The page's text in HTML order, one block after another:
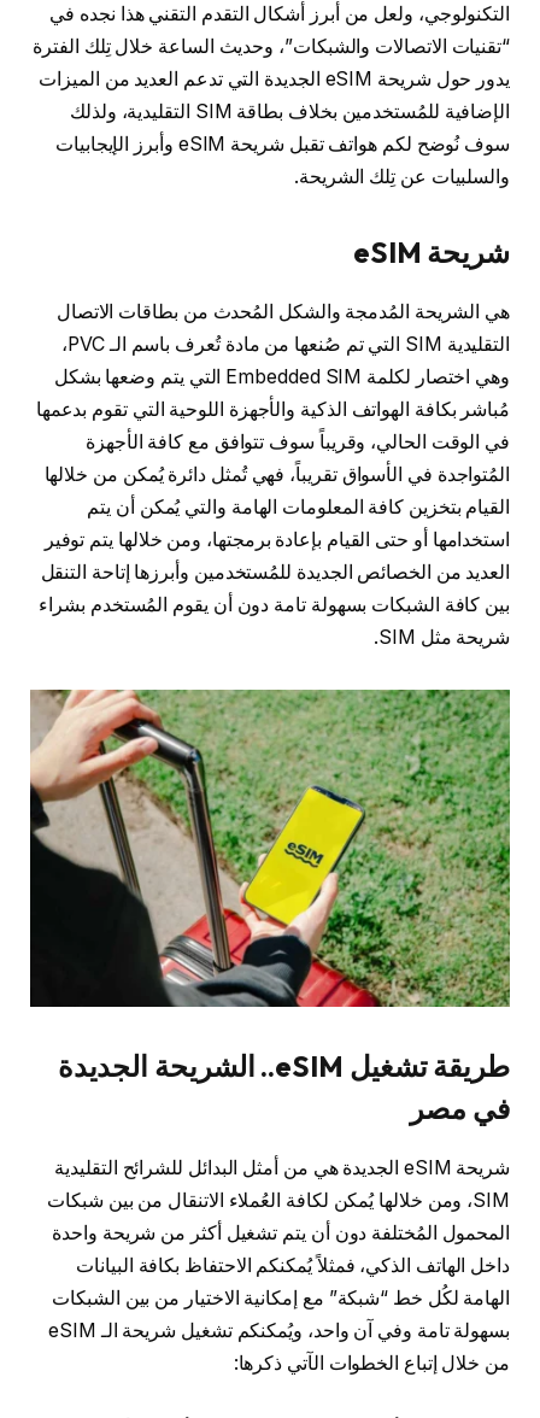
التكنولوجي، ولعل من أبرز أشكال التقدم التقني هذا نجده في
“تقنيات الاتصالات والشبكات”، وحديث الساعة خلال تِلك الفترة
يدور حول شريحة eSIM الجديدة التي تدعم العديد من الميزات
الإضافية للمُستخدمين بخلاف بطاقة SIM التقليدية، ولذلك
سوف نُوضح لكم هواتف تقبل شريحة eSIM وأبرز الإيجابيات
والسلبيات عن تِلك الشريحة.
شريحة eSIM
هي الشريحة المُدمجة والشكل المُحدث من بطاقات الاتصال
التقليدية SIM التي تم صُنعها من مادة تُعرف باسم الـ PVC،
وهي اختصار لكلمة Embedded SIM التي يتم وضعها بشكل
مُباشر بكافة الهواتف الذكية والأجهزة اللوحية التي تقوم بدعمها
في الوقت الحالي، وقريباً سوف تتوافق مع كافة الأجهزة
المُتواجدة في الأسواق تقريباً، فهي تُمثل دائرة يُمكن من خلالها
القيام بتخزين كافة المعلومات الهامة والتي يُمكن أن يتم
استخدامها أو حتى القيام بإعادة برمجتها، ومن خلالها يتم توفير
العديد من الخصائص الجديدة للمُستخدمين وأبرزها إتاحة التنقل
بين كافة الشبكات بسهولة تامة دون أن يقوم المُستخدم بشراء
شريحة مثل SIM.
طريقة تشغيل eSIM.. الشريحة الجديدة
في مصر
شريحة eSIM الجديدة هي من أمثل البدائل للشرائح التقليدية
SIM، ومن خلالها يُمكن لكافة العُملاء الاتنقال من بين شبكات
المحمول المُختلفة دون أن يتم تشغيل أكثر من شريحة واحدة
داخل الهاتف الذكي، فمثلاً يُمكنكم الاحتفاظ بكافة البيانات
الهامة لكُل خط “شبكة” مع إمكانية الاختيار من بين الشبكات
بسهولة تامة وفي آن واحد، ويُمكنكم تشغيل شريحة الـ eSIM
من خلال إتباع الخطوات الآتي ذكرها: